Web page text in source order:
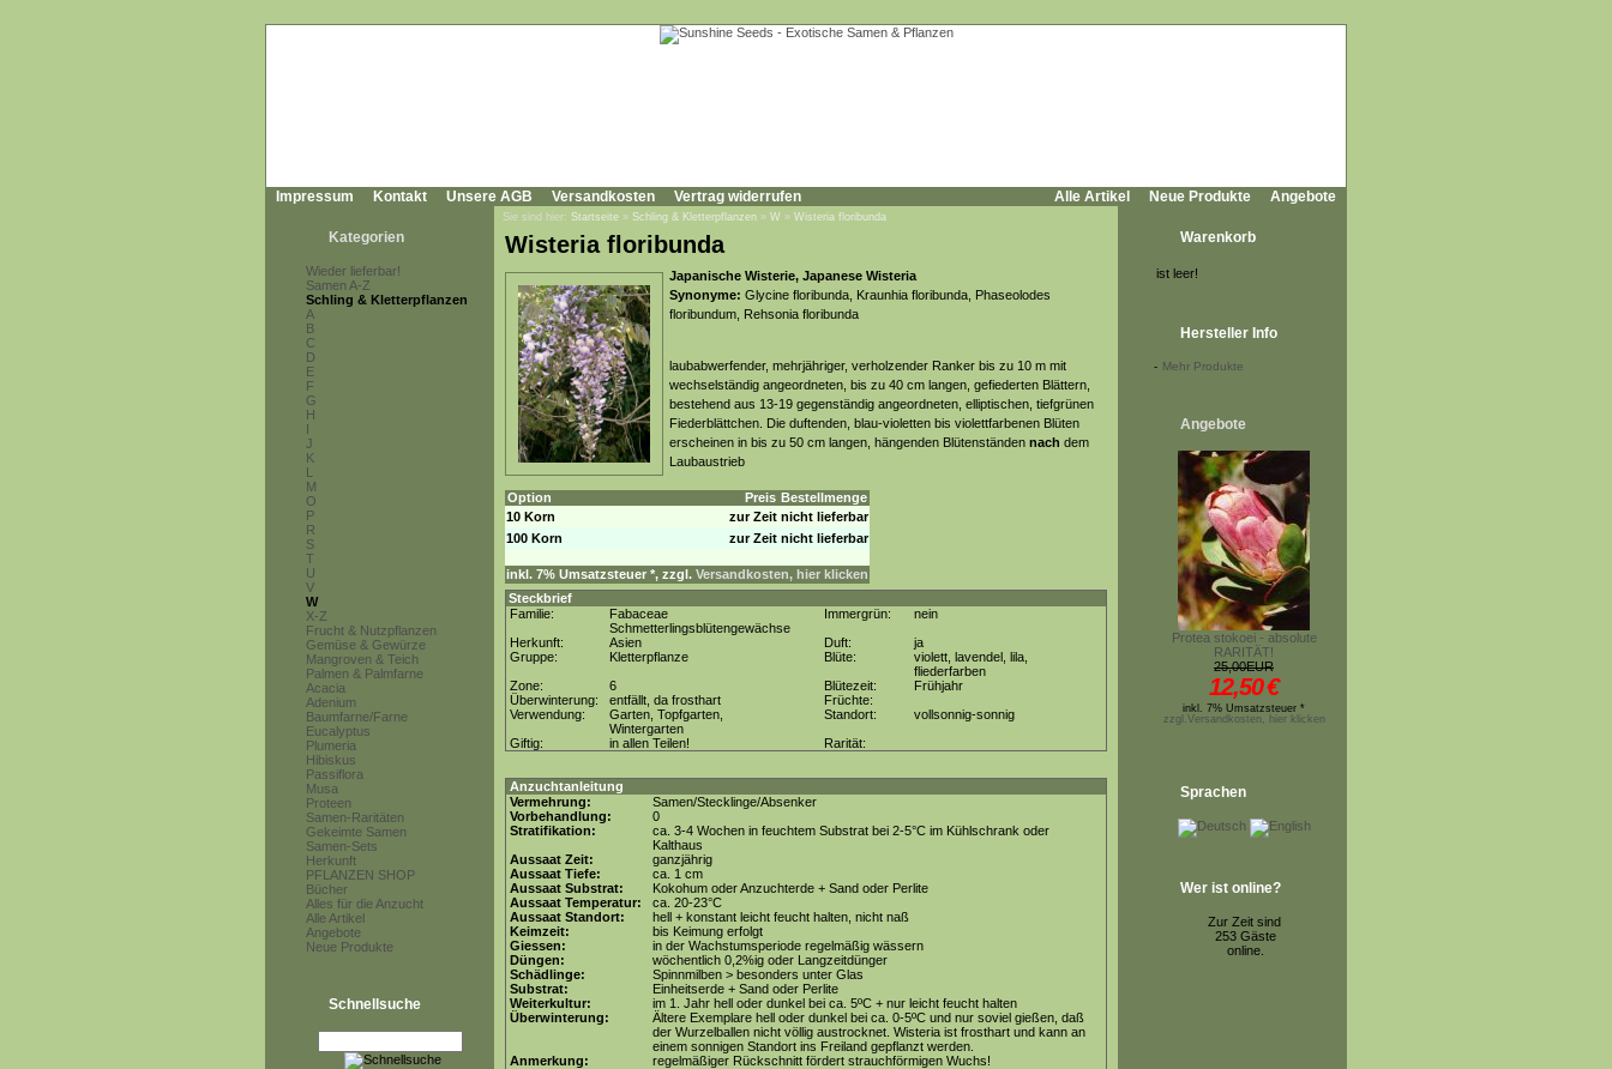
Impressum Kontakt Unsere AGB Versandkosten Vertrag widerrufen Alle Artikel Neue Produkte Angebote
Kategorien
Wieder lieferbar!
Samen A-Z
Schling & Kletterpflanzen
A
B
C
D
E
F
G
H
I
J
K
L
M
O
P
R
S
T
U
V
W
X-Z
Frucht & Nutzpflanzen
Gemüse & Gewürze
Mangroven & Teich
Palmen & Palmfarne
Acacia
Adenium
Baumfarne/Farne
Eucalyptus
Plumeria
Hibiskus
Passiflora
Musa
Proteen
Samen-Raritäten
Gekeimte Samen
Samen-Sets
Herkunft
PFLANZEN SHOP
Bücher
Alles für die Anzucht
Alle Artikel
Angebote
Neue Produkte
Schnellsuche
Sie sind hier: Startseite » Schling & Kletterpflanzen » W » Wisteria floribunda
Wisteria floribunda
Japanische Wisterie, Japanese Wisteria
Synonyme: Glycine floribunda, Kraunhia floribunda, Phaseolodes
floribundum, Rehsonia floribunda
laubabwerfender, mehrjähriger, verholzender Ranker bis zu 10 m mit
wechselständig angeordneten, bis zu 40 cm langen, gefiederten Blättern,
bestehend aus 13-19 gegenständig angeordneten, elliptischen, tiefgrünen
Fiederblättchen. Die duftenden, blau-violetten bis violettfarbenen Blüten
erscheinen in bis zu 50 cm langen, hängenden Blütenständen nach dem
Laubaustrieb
Option Preis Bestellmenge
10 Korn
zur Zeit nicht lieferbar
100 Korn
zur Zeit nicht lieferbar
inkl. 7% Umsatzsteuer *, zzgl. Versandkosten, hier klicken
Steckbrief
Familie:
Fabaceae
Schmetterlingsblütengewächse
Immergrün:
nein
Herkunft:
Asien Duft:
ja
Gruppe:
Kletterpflanze Blüte:
violett, lavendel, lila,
fliederfarben
Zone:
6 Blütezeit:
Frühjahr
Überwinterung:
entfällt, da frosthart
Früchte:
Verwendung:
Garten, Topfgarten,
Wintergarten
Standort:
vollsonnig-sonnig
Giftig:
in allen Teilen! Rarität:
Anzuchtanleitung
Vermehrung:
Samen/Stecklinge/Absenker
Vorbehandlung:
0
Stratifikation:
ca. 3-4 Wochen in feuchtem Substrat bei 2-5°C im Kühlschrank oder
Kalthaus
Aussaat Zeit:
ganzjährig
Aussaat Tiefe:
ca. 1 cm
Aussaat Substrat:
Kokohum oder Anzuchterde + Sand oder Perlite
Aussaat Temperatur:
ca. 20-23°C
Aussaat Standort:
hell + konstant leicht feucht halten, nicht naß
Keimzeit:
bis Keimung erfolgt
Giessen:
in der Wachstumsperiode regelmäßig wässern
Düngen:
wöchentlich 0,2%ig oder Langzeitdünger
Schädlinge:
Spinnmilben > besonders unter Glas
Substrat:
Einheitserde + Sand oder Perlite
Weiterkultur:
im 1. Jahr hell oder dunkel bei ca. 5ºC + nur leicht feucht halten
Überwinterung:
Ältere Exemplare hell oder dunkel bei ca. 0-5ºC und nur soviel gießen, daß
der Wurzelballen nicht völlig austrocknet. Wisteria ist frosthart und kann an
einem sonnigen Standort ins Freiland gepflanzt werden.
Anmerkung:
regelmäßiger Rückschnitt fördert strauchförmigen Wuchs!
Warenkorb
ist leer!
Hersteller Info
- Mehr Produkte
Angebote
Protea stokoei - absolute
RARITÄT!
25,00EUR
12,50€
inkl. 7% Umsatzsteuer *
zzgl.Versandkosten, hier klicken
Sprachen
Wer ist online?
Zur Zeit sind
253 Gäste
online.